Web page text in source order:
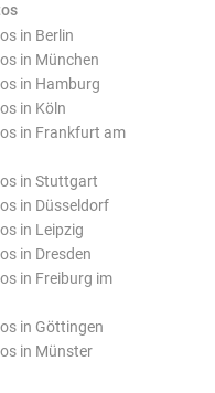
in Berlin
in München
in Hamburg
in Köln
in Frankfurt am
in Stuttgart
in Düsseldorf
in Leipzig
in Dresden
in Freiburg im
in Göttingen
in Münster